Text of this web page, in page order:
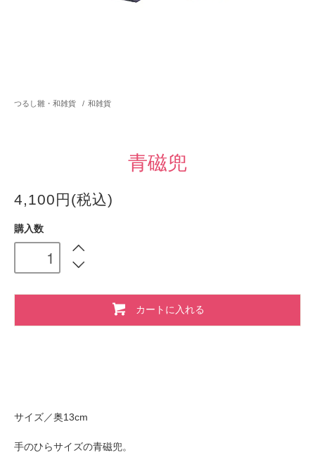
つるし雛・和雑貨 / 和雑貨
青磁兜
4,100円(税込)
購入数
カートに入れる
サイズ／奥13cm
手のひらサイズの青磁兜。